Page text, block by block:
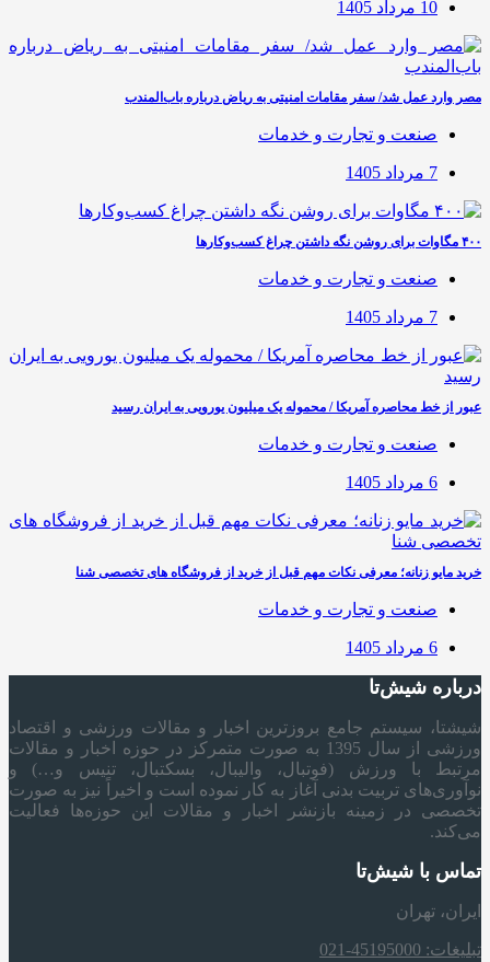
10 مرداد 1405
مصر وارد عمل شد/ سفر مقامات امنیتی به ریاض درباره باب‌المندب
صنعت و تجارت و خدمات
7 مرداد 1405
۴۰۰ مگاوات برای روشن نگه داشتن چراغ کسب‌وکار‌ها
صنعت و تجارت و خدمات
7 مرداد 1405
عبور از خط محاصره آمریکا / محموله یک میلیون یورویی به ایران رسید
صنعت و تجارت و خدمات
6 مرداد 1405
خرید مایو زنانه؛ معرفی نکات مهم قبل از خرید از فروشگاه های تخصصی شنا
صنعت و تجارت و خدمات
6 مرداد 1405
درباره شیش‌تا
شیشتا، سیستم جامع بروزترین اخبار و مقالات ورزشی و اقتصاد
ورزشی از سال 1395 به صورت متمرکز در حوزه اخبار و مقالات
مرتبط با ورزش (فوتبال، والیبال، بسکتبال، تنیس و…) و
نوآوری‌های تربیت بدنی آغاز به کار نموده است و اخیراً نیز به صورت
تخصصی در زمینه بازنشر اخبار و مقالات این حوزه‌ها فعالیت
می‌کند.
تماس با شیش‌تا
ایران، تهران
تبلیغات: 45195000-021